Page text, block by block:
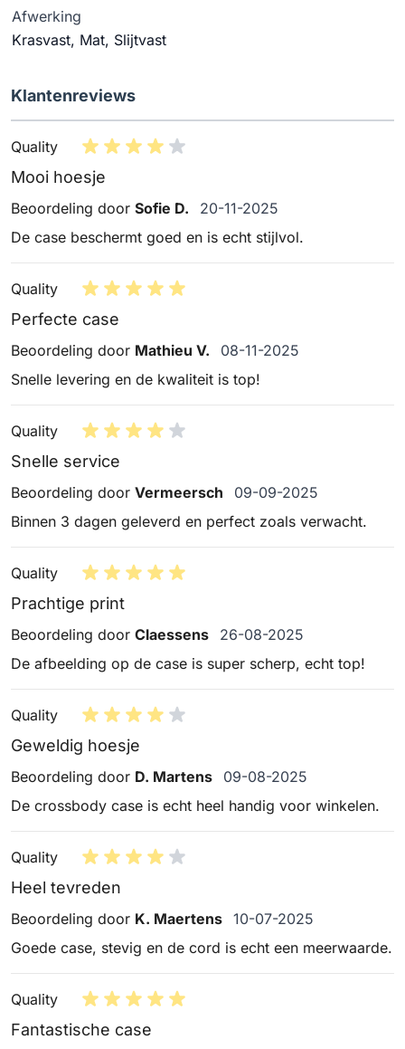
Afwerking
Krasvast, Mat, Slijtvast
Klantenreviews
Quality
Mooi hoesje
Beoordeling door Sofie D. 20 november 2025
20-11-2025
De case beschermt goed en is echt stijlvol.
Quality
Perfecte case
Beoordeling door Mathieu V. 8 november 2025
08-11-2025
Snelle levering en de kwaliteit is top!
Quality
Snelle service
Beoordeling door Vermeersch 9 september 2025
09-09-2025
Binnen 3 dagen geleverd en perfect zoals verwacht.
Quality
Prachtige print
Beoordeling door Claessens 26 augustus 2025
26-08-2025
De afbeelding op de case is super scherp, echt top!
Quality
Geweldig hoesje
Beoordeling door D. Martens 9 augustus 2025
09-08-2025
De crossbody case is echt heel handig voor winkelen.
Quality
Heel tevreden
Beoordeling door K. Maertens 10 juli 2025
10-07-2025
Goede case, stevig en de cord is echt een meerwaarde.
Quality
Fantastische case